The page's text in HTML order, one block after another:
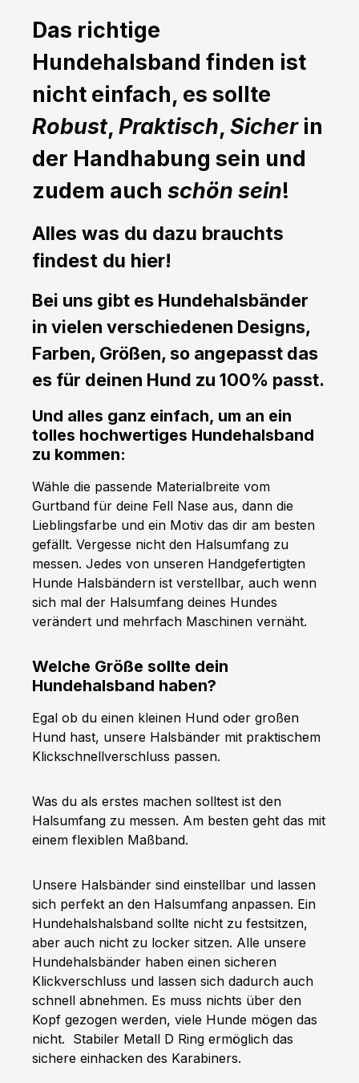
Das richtige
Hundehalsband finden ist
nicht einfach, es sollte
Robust, Praktisch, Sicherin
der Handhabung sein und
zudem auch schön sein!
Alles was du dazu brauchts
findest du hier!
Bei uns gibt es Hundehalsbänder
in vielen verschiedenen Designs,
Farben, Größen, so angepasst das
es für deinen Hund zu 100% passt.
Und alles ganz einfach, um an ein
tolles hochwertiges Hundehalsband
zu kommen:
Wähle die passende Materialbreite vom
Gurtband für deine Fell Nase aus, dann die
Lieblingsfarbe und ein Motiv das dir am besten
gefällt. Vergesse nicht den Halsumfang zu
messen. Jedes von unseren Handgefertigten
Hunde Halsbändern ist verstellbar, auch wenn
sich mal der Halsumfang deines Hundes
verändert und mehrfach Maschinen vernäht.
Welche Größe sollte dein
Hundehalsband haben?
Egal ob du einen kleinen Hund oder großen
Hund hast, unsere Halsbänder mit praktischem
Klickschnellverschluss passen.
Was du als erstes machen solltest ist den
Halsumfang zu messen. Am besten geht das mit
einem flexiblen Maßband.
Unsere Halsbänder sind einstellbar und lassen
sich perfekt an den Halsumfang anpassen. Ein
Hundehalshalsband sollte nicht zu festsitzen,
aber auch nicht zu locker sitzen. Alle unsere
Hundehalsbänder haben einen sicheren
Klickverschluss und lassen sich dadurch auch
schnell abnehmen. Es muss nichts über den
Kopf gezogen werden, viele Hunde mögen das
nicht. Stabiler Metall D Ring ermöglich das
sichere einhacken des Karabiners.